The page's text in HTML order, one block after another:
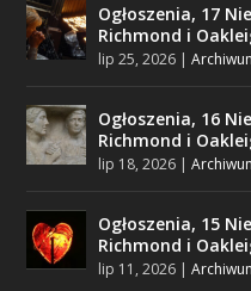
Ogłoszenia, 17
Richmond i
lip 25, 2026 |
Ogłoszenia, 16
Richmond i
lip 18, 2026 |
Ogłoszenia, 15
Richmond i
lip 11, 2026 |